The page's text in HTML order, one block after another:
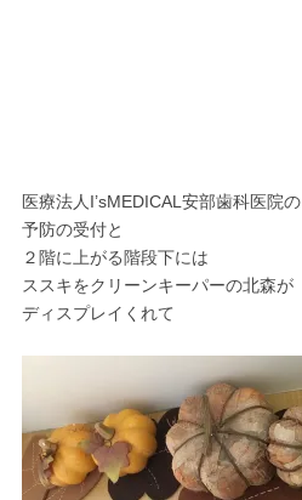
医療法人I’sMEDICAL安部歯科医院の
予防の受付と
２階に上がる階段下には
ススキをクリーンキーパーの北森が
ディスプレイくれて